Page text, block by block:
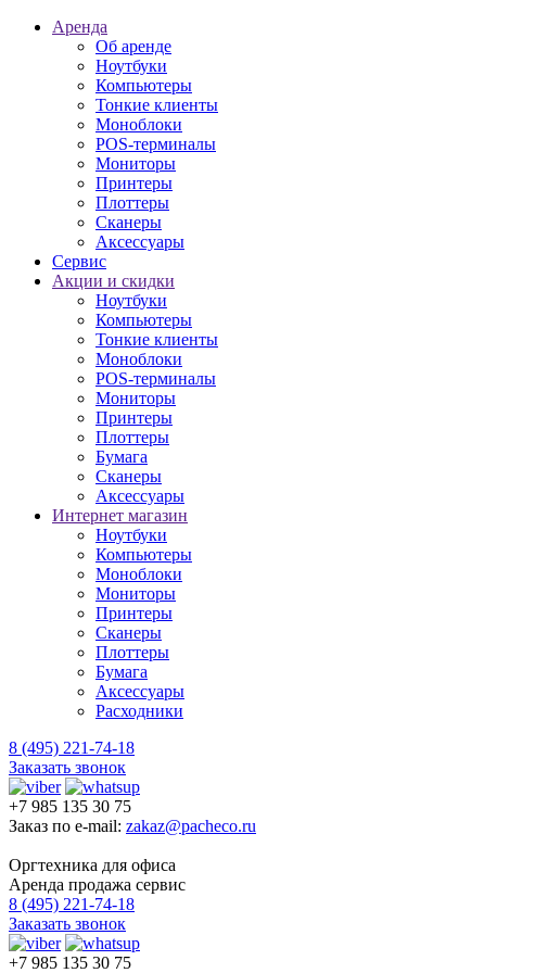
Аренда
Об аренде
Ноутбуки
Компьютеры
Тонкие клиенты
Моноблоки
POS-терминалы
Мониторы
Принтеры
Плоттеры
Сканеры
Аксессуары
Сервис
Акции и скидки
Ноутбуки
Компьютеры
Тонкие клиенты
Моноблоки
POS-терминалы
Мониторы
Принтеры
Плоттеры
Бумага
Сканеры
Аксессуары
Интернет магазин
Ноутбуки
Компьютеры
Моноблоки
Мониторы
Принтеры
Сканеры
Плоттеры
Бумага
Аксессуары
Расходники
8 (495) 221-74-18
Заказать звонок
+7 985 135 30 75
Заказ по e-mail: zakaz@pacheco.ru
Оргтехника для офиса
Аренда продажа сервис
8 (495) 221-74-18
Заказать звонок
+7 985 135 30 75